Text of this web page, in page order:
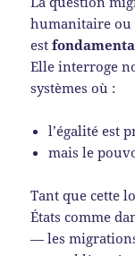
humanitaire ou
est
Elle interroge
systèmes où :
l’égalité est
mais le
Tant que cette
États comme
— les